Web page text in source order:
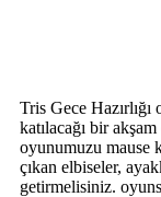
Tris Gece Hazırlığı
katılacağı bir
oyunumuzu mause
çıkan elbiseler,
getirmelisiniz.